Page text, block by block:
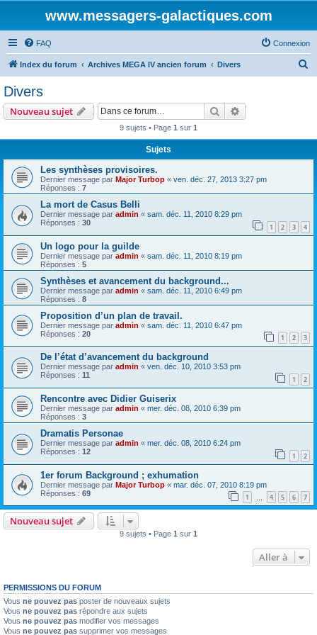
www.messagers-galactiques.com
FAQ Connexion
Index du forum Archives MEGA IV ancien forum Divers
Divers
Nouveau sujet Rechercher
9 sujets • Page 1 sur 1
Sujets
Les synthèses provisoires.
Dernier message par Major Turbop « ven. déc. 27, 2013 3:27 pm
Réponses : 7
La mort de Casus Belli
Dernier message par admin « sam. déc. 11, 2010 8:29 pm
Réponses : 30 1 2 3 4
Un logo pour la guilde
Dernier message par admin « sam. déc. 11, 2010 8:19 pm
Réponses : 5
Synthèses et avancement du background...
Dernier message par admin « sam. déc. 11, 2010 6:49 pm
Réponses : 8
Proposition d’un plan de travail.
Dernier message par admin « sam. déc. 11, 2010 6:47 pm
Réponses : 20 1 2 3
De l’état d’avancement du background
Dernier message par admin « ven. déc. 10, 2010 3:53 pm
Réponses : 11 1 2
Rencontre avec Didier Guiserix
Dernier message par admin « mer. déc. 08, 2010 6:39 pm
Réponses : 3
Dramatis Personae
Dernier message par admin « mer. déc. 08, 2010 6:24 pm
Réponses : 12 1 2
1er forum Background ; exhumation
Dernier message par Major Turbop « mar. déc. 07, 2010 8:19 pm
Réponses : 69 1 4 5 6 7
Nouveau sujet
9 sujets • Page 1 sur 1
Aller à
PERMISSIONS DU FORUM
Vous ne pouvez pas poster de nouveaux sujets
Vous ne pouvez pas répondre aux sujets
Vous ne pouvez pas modifier vos messages
Vous ne pouvez pas supprimer vos messages